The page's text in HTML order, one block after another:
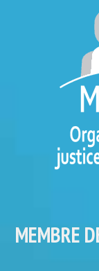
MEMBRE